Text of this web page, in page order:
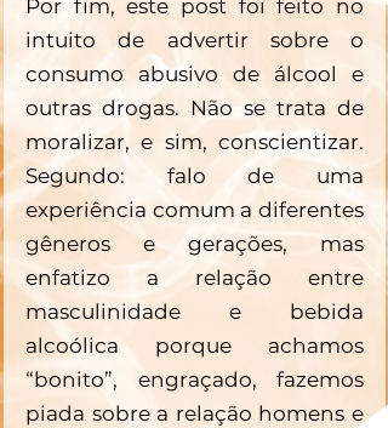
Por fim, este post foi feito no
intuito de advertir sobre o
consumo abusivo de álcool e
outras drogas. Não se trata de
moralizar, e sim, conscientizar.
Segundo: falo de uma
experiência comum a diferentes
gêneros e gerações, mas
enfatizo a relação entre
masculinidade e bebida
alcoólica porque achamos
“bonito”, engraçado, fazemos
piada sobre a relação homens e